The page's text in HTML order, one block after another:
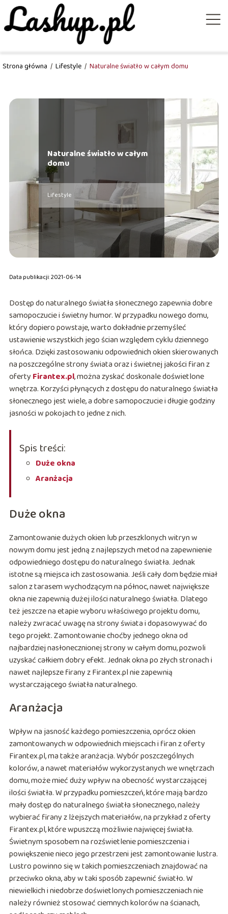
Strona główna / Lifestyle / Naturalne światło w całym domu
Naturalne światło w całym
domu
Lifestyle
Data publikacji: 2021-06-14
Dostęp do naturalnego światła słonecznego zapewnia dobre
samopoczucie i świetny humor. W przypadku nowego domu,
który dopiero powstaje, warto dokładnie przemyśleć
ustawienie wszystkich jego ścian względem cyklu dziennego
słońca. Dzięki zastosowaniu odpowiednich okien skierowanych
na poszczególne strony świata oraz i świetnej jakości firan z
oferty Firantex.pl, można zyskać doskonale doświetlone
wnętrza. Korzyści płynących z dostępu do naturalnego światła
słonecznego jest wiele, a dobre samopoczucie i długie godziny
jasności w pokojach to jedne z nich.
Spis treści:
Duże okna
Aranżacja
Duże okna
Zamontowanie dużych okien lub przeszklonych witryn w
nowym domu jest jedną z najlepszych metod na zapewnienie
odpowiedniego dostępu do naturalnego światła. Jednak
istotne są miejsca ich zastosowania. Jeśli cały dom będzie miał
salon z tarasem wychodzącym na północ, nawet największe
okna nie zapewnią dużej ilości naturalnego światła. Dlatego
też jeszcze na etapie wyboru właściwego projektu domu,
należy zwracać uwagę na strony świata i dopasowywać do
tego projekt. Zamontowanie choćby jednego okna od
najbardziej nasłonecznionej strony w całym domu, pozwoli
uzyskać całkiem dobry efekt. Jednak okna po złych stronach i
nawet najlepsze firany z Firantex.pl nie zapewnią
wystarczającego światła naturalnego.
Aranżacja
Wpływ na jasność każdego pomieszczenia, oprócz okien
zamontowanych w odpowiednich miejscach i firan z oferty
Firantex.pl, ma także aranżacja. Wybór poszczególnych
kolorów, a nawet materiałów wykorzystanych we wnętrzach
domu, może mieć duży wpływ na obecność wystarczającej
ilości światła. W przypadku pomieszczeń, które mają bardzo
mały dostęp do naturalnego światła słonecznego, należy
wybierać firany z lżejszych materiałów, na przykład z oferty
Firantex.pl, które wpuszczą możliwie najwięcej światła.
Świetnym sposobem na rozświetlenie pomieszczenia i
powiększenie nieco jego przestrzeni jest zamontowanie lustra.
Lustro powinno się w takich pomieszczeniach znajdować na
przeciwko okna, aby w taki sposób zapewnić światło. W
niewielkich i niedobrze doświetlonych pomieszczeniach nie
należy również stosować ciemnych kolorów na ścianach,